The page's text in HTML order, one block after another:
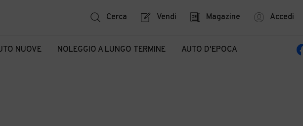
Cerca Vendi Magazine Accedi
NUOVE NOLEGGIO A LUNGO TERMINE AUTO D'EPOCA